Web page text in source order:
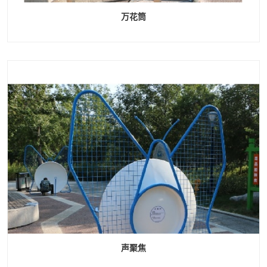
万花筒
声聚焦